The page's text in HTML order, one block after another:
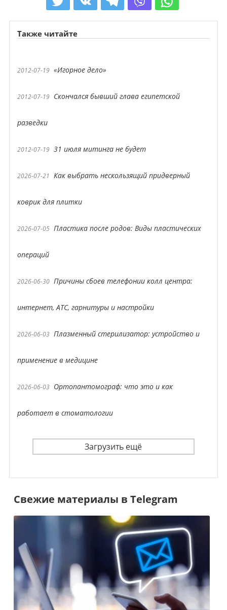
Также читайте
2012-07-19 «Игорное дело»
2012-07-19 Скончался бывший глава египетской
разведки
2012-07-19 31 июля митинга не будет
2026-07-21 Как выбрать нескользящий придверный
коврик для плитки
2026-07-05 Пластика после родов: Виды пластических
операций
2026-06-30 Причины сбоев телефонии колл центра:
интернет, АТС, гарнитуры и настройки
2026-06-03 Плазменный стерилизатор: устройство и
применение в медицине
2026-06-03 Ортопантомограф: что это и как
работает в стоматологии
Загрузить ещё
Свежие материалы в Telegram